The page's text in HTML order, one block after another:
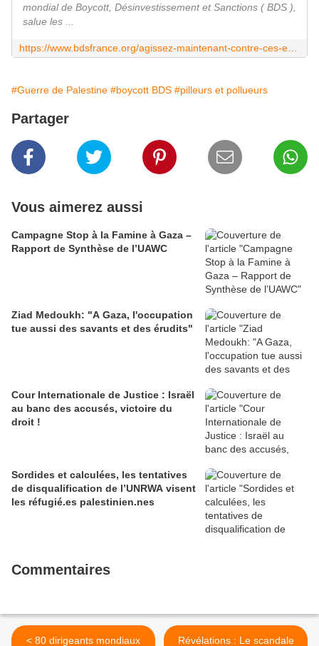
mondial de Boycott, Désinvestissement et Sanctions ( BDS ),
salue les ...
#Guerre de Palestine #boycott BDS #pilleurs et pollueurs
Partager
Vous aimerez aussi
Campagne Stop à la Famine à Gaza –
Rapport de Synthèse de l’UAWC
Ziad Medoukh: "A Gaza, l'occupation
tue aussi des savants et des érudits"
Cour Internationale de Justice : Israël
au banc des accusés, victoire du
droit !
Sordides et calculées, les tentatives
de disqualification de l’UNRWA visent
les réfugié.es palestinien.nes
Commentaires
< 80 dirigeants mondiaux Révélations : Le scandale